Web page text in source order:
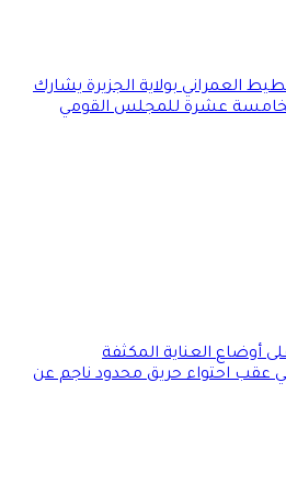
العمراني بولاية الجزيرة يشارك
عشرة للمجلس القومي
العناية المكثفة
احتواء حريق محدود ناجم عن